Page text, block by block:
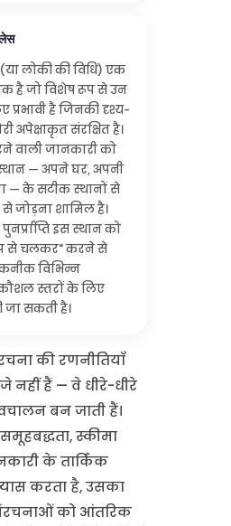
लोकी की विधि) एक
है जो विशेष रूप से उन
प्रभावी है जिनकी दृश्य-
अपेक्षाकृत संरक्षित है।
वाली जानकारी को
— अपने घर, अपनी
— के सटीक स्थानों से
जोड़ना शामिल है।
इस स्थान को
से चलकर" करने से
विभिन्न
स्तरों के लिए
सकती है।
की रणनीतियाँ
नहीं हैं — वे धीरे-धीरे
बन जाती हैं।
स्कीमा
के तार्किक
करता है, उसका
को आंतरिक